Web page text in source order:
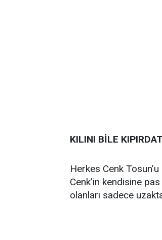
KILINI BİLE
Herkes Cenk Tosun’u
Cenk’in kendisine
olanları sadece